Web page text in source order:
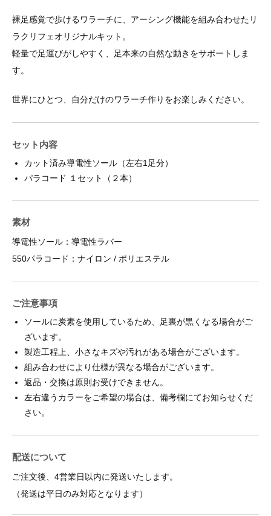
裸足感覚で歩けるワラーチに、アーシング機能を組み合わせたリ
ラクリフェオリジナルキット。
軽量で足運びがしやすく、足本来の自然な動きをサポートしま
す。
世界にひとつ、自分だけのワラーチ作りをお楽しみください。
セット内容
カット済み導電性ソール（左右1足分）
パラコード １セット（２本）
素材
導電性ソール：導電性ラバー
550パラコード：ナイロン / ポリエステル
ご注意事項
ソールに炭素を使用しているため、足裏が黒くなる場合がご
ざいます。
製造工程上、小さなキズや汚れがある場合がございます。
組み合わせにより仕様が異なる場合がございます。
返品・交換は原則お受けできません。
左右違うカラーをご希望の場合は、備考欄にてお知らせくだ
さい。
配送について
ご注文後、4営業日以内に発送いたします。
（発送は平日のみ対応となります）